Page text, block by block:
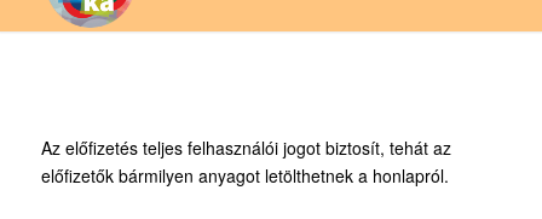
Az előfizetés teljes felhasználói jogot biztosít, tehát az
előfizetők bármilyen anyagot letölthetnek a honlapról.